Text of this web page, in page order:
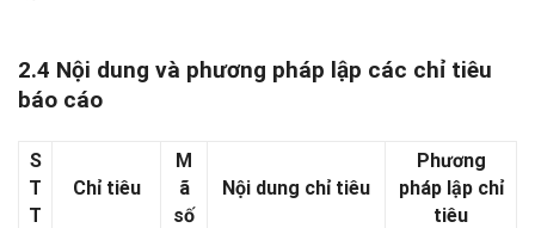
2.4 Nội dung và phương pháp lập các chỉ tiêu
báo cáo
S
T
T
Chỉ tiêu
M
ã
số
Nội dung chỉ tiêu
Phương
pháp lập chỉ
tiêu